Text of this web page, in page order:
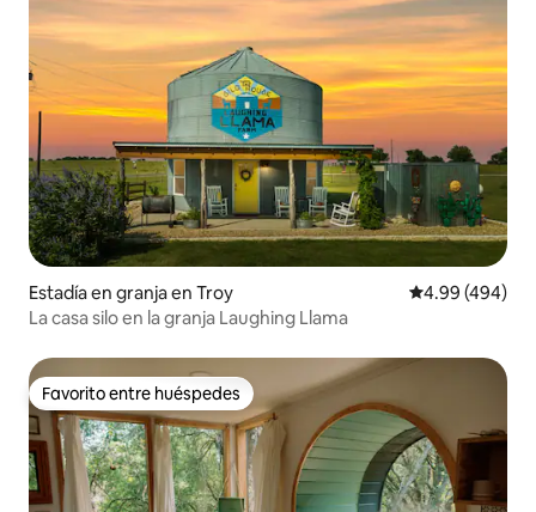
Estadía en granja en Troy Calificación
4.99 (494)
La casa silo en la granja Laughing Llama
Favorito entre huéspedes
Favorito entre huéspedes